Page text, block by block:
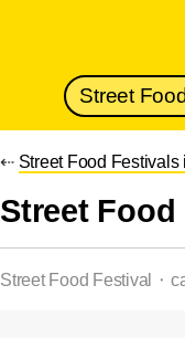
Street
⇠ Street Food Festivals
Street
Street Food Festival ⬝